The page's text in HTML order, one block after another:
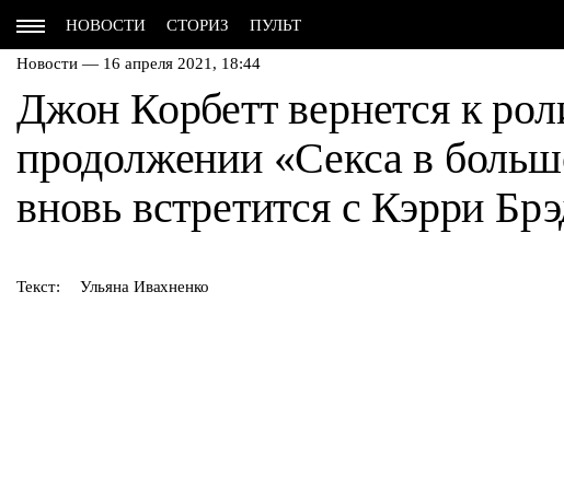
НОВОСТИ СТОРИЗ ПУЛЬТ
Новости — 16 апреля 2021, 18:44
Джон Корбетт вернется к
продолжении «Секса в
вновь встретится с Кэрри
Текст: Ульяна Ивахненко